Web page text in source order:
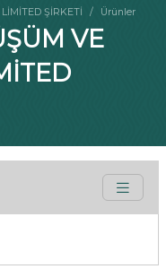
ŞİRKETİ
Ürünler
VE